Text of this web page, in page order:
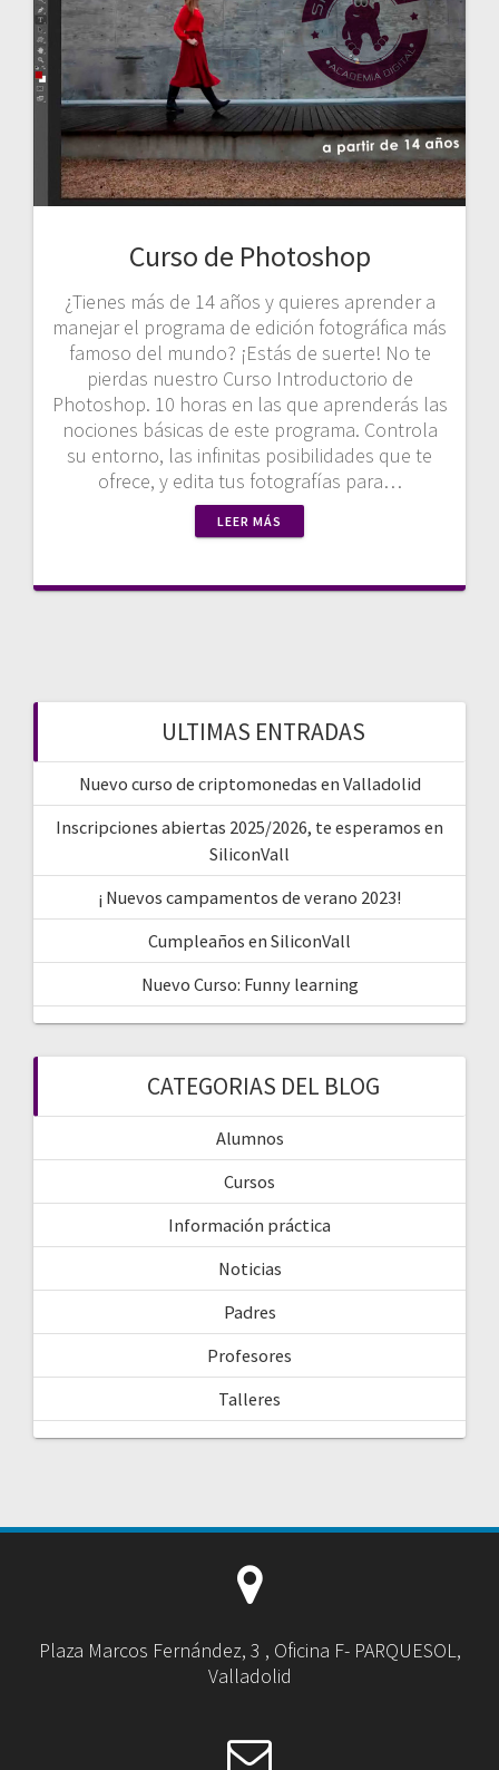
Curso de Photoshop
¿Tienes más de 14 años y quieres aprender a
manejar el programa de edición fotográfica más
famoso del mundo? ¡Estás de suerte! No te
pierdas nuestro Curso Introductorio de
Photoshop. 10 horas en las que aprenderás las
nociones básicas de este programa. Controla
su entorno, las infinitas posibilidades que te
ofrece, y edita tus fotografías para…
LEER MÁS
ULTIMAS ENTRADAS
Nuevo curso de criptomonedas en Valladolid
Inscripciones abiertas 2025/2026, te esperamos en
SiliconVall
¡ Nuevos campamentos de verano 2023!
Cumpleaños en SiliconVall
Nuevo Curso: Funny learning
CATEGORIAS DEL BLOG
Alumnos
Cursos
Información práctica
Noticias
Padres
Profesores
Talleres
Plaza Marcos Fernández, 3 , Oficina F- PARQUESOL,
Valladolid